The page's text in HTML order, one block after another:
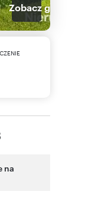
Zobacz galerię
na